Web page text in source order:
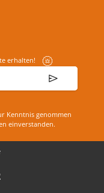
erhalten!
Kenntnis genommen
einverstanden.